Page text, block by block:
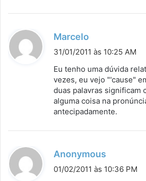
Marcelo
i
s
e
:
31/01/2011 às 10:25 AM
Eu tenho uma dúvida
vezes, eu vejo "'cause"
duas palavras significam
alguma coisa na
antecipadamente.
Anonymous
i
01/02/2011 às 10:36 PM